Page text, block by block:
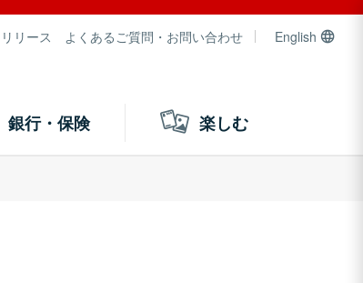
リース よくあるご質問・お問い合わせ English
銀行・保険 楽しむ